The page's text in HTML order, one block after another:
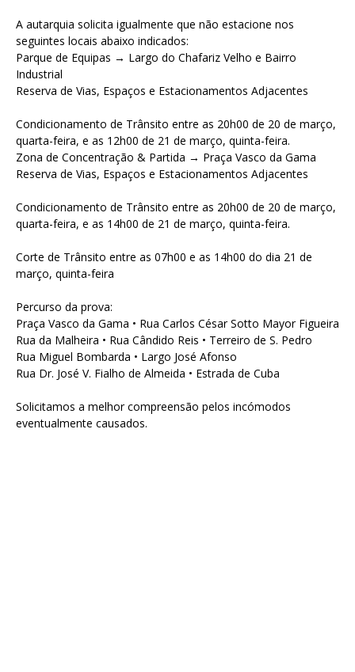
A autarquia solicita igualmente que não estacione nos
seguintes locais abaixo indicados:
Parque de Equipas → Largo do Chafariz Velho e Bairro
Industrial
Reserva de Vias, Espaços e Estacionamentos Adjacentes
Condicionamento de Trânsito entre as 20h00 de 20 de março,
quarta-feira, e as 12h00 de 21 de março, quinta-feira.
Zona de Concentração & Partida → Praça Vasco da Gama
Reserva de Vias, Espaços e Estacionamentos Adjacentes
Condicionamento de Trânsito entre as 20h00 de 20 de março,
quarta-feira, e as 14h00 de 21 de março, quinta-feira.
Corte de Trânsito entre as 07h00 e as 14h00 do dia 21 de
março, quinta-feira
Percurso da prova:
Praça Vasco da Gama • Rua Carlos César Sotto Mayor Figueira
Rua da Malheira • Rua Cândido Reis • Terreiro de S. Pedro
Rua Miguel Bombarda • Largo José Afonso
Rua Dr. José V. Fialho de Almeida • Estrada de Cuba
Solicitamos a melhor compreensão pelos incómodos
eventualmente causados.